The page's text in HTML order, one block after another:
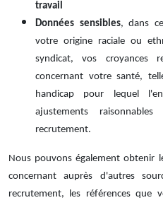
travail
Données sensibles, dans
votre origine raciale ou
syndicat, vos croyances
concernant votre santé,
handicap pour lequel
ajustements
recrutement.
Nous pouvons également obtenir
concernant auprès d'autres
recrutement, les références que